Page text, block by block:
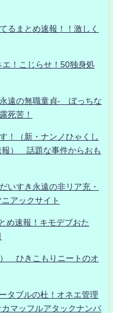
るまとめ速報！！激しく
！こじらせ！50独身処
遠の無職童貞- ぼっちな
死苦！
！（新・ナンノひゃくし
報） 話題な事件からおも
いすき永遠の非リア充・
アックサイト
め速報！キモデブおた
ひきこもりニートのオ
タブルの杜！オネエ管理
マッフルアタックナンバ